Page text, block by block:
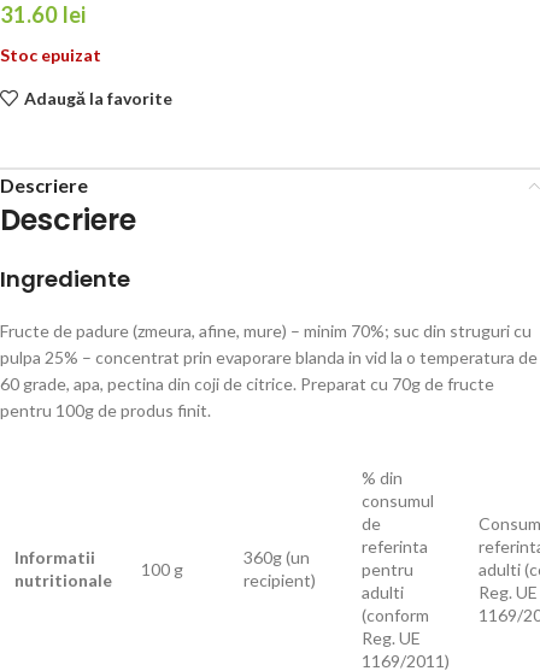
31.60 lei
Stoc epuizat
Adaugă la favorite
Descriere
Descriere
Ingrediente
Fructe de padure (zmeura, afine, mure) – minim 70%; suc din struguri cu
pulpa 25% – concentrat prin evaporare blanda in vid la o temperatura de
60 grade, apa, pectina din coji de citrice. Preparat cu 70g de fructe
pentru 100g de produs finit.
Informatii
nutritionale
100 g
360g (un
recipient)
% din
consumul
de
referinta
pentru
adulti
(conform
Reg. UE
1169/2011)
adulti
Reg. UE
1169/